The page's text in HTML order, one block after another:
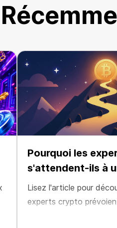
Pourquoi les
s'attendent-ils à
du BTC ?
Lisez l'article pour
experts crypto